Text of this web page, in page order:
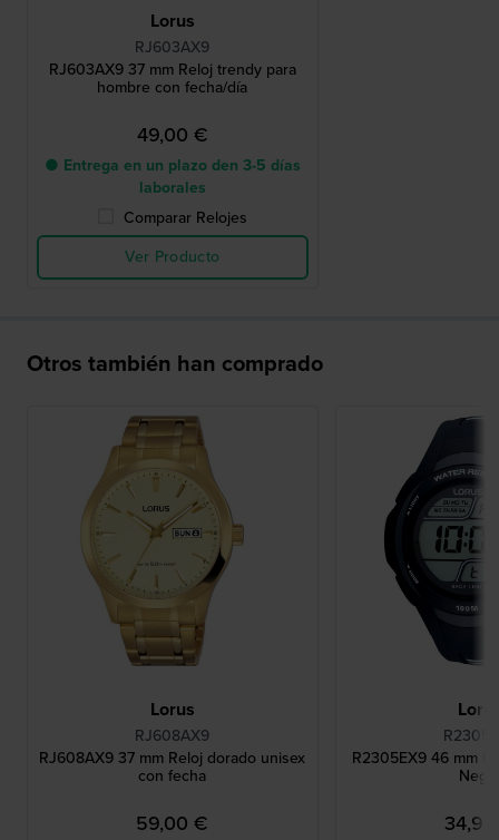
Lorus
RJ603AX9
RJ603AX9 37 mm Reloj trendy para
hombre con fecha/día
49,00 €
● Entrega en un plazo den 3-5 días
laborales
Comparar Relojes
Ver Producto
Otros también han comprado
Lorus
RJ608AX9
RJ608AX9 37 mm Reloj dorado unisex
con fecha
59,00 €
R2305EX9 46 mm